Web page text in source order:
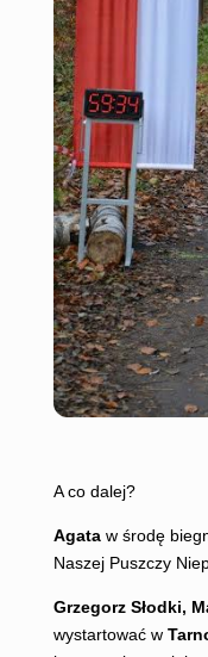
A co dalej?
Agataw środę
Naszej Puszczy
Grzegorz Słodki,
wystartować w